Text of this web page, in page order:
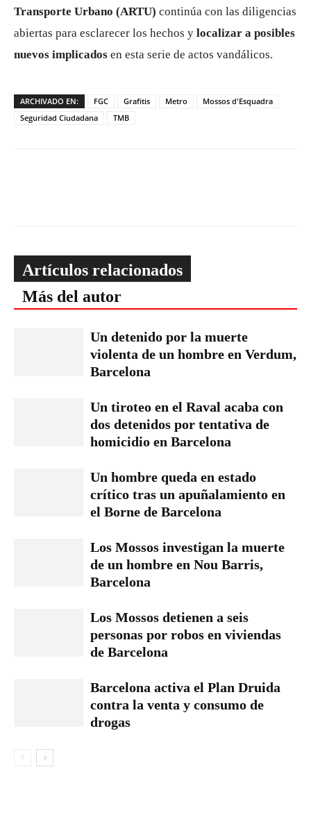
Transporte Urbano (ARTU) continúa con las diligencias
abiertas para esclarecer los hechos y localizar a posibles
nuevos implicados en esta serie de actos vandálicos.
ARCHIVADO EN: FGC Grafitis Metro
Mossos d'Esquadra
Seguridad Ciudadana
TMB
Artículos relacionados
Más del autor
Un detenido por la muerte
violenta de un hombre en Verdum,
Barcelona
Un tiroteo en el Raval acaba con
dos detenidos por tentativa de
homicidio en Barcelona
Un hombre queda en estado
crítico tras un apuñalamiento en
el Borne de Barcelona
Los Mossos investigan la muerte
de un hombre en Nou Barris,
Barcelona
Los Mossos detienen a seis
personas por robos en viviendas
de Barcelona
Barcelona activa el Plan Druida
contra la venta y consumo de
drogas